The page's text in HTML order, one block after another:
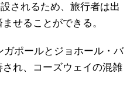
されるため、旅行者は出
せることができる。
ガポールとジョホール・バ
れ、コーズウェイの混雑